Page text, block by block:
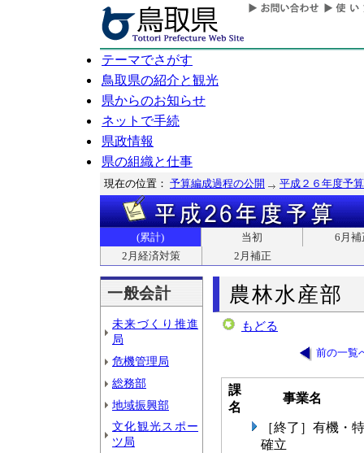
テーマでさがす
鳥取県の紹介と観光
県からのお知らせ
ネットで手続
県政情報
県の組織と仕事
現在の位置： 予算編成過程の公開 平成２６年度予算
(累計) 当初
6月補
2月経済対策
2月補正
一般会計
未来づくり推進
局
危機管理局
総務部
地域振興部
文化観光スポー
ツ局
農林水産部
もどる
前の一覧
課
名
事業名
［終了］有機・
確立